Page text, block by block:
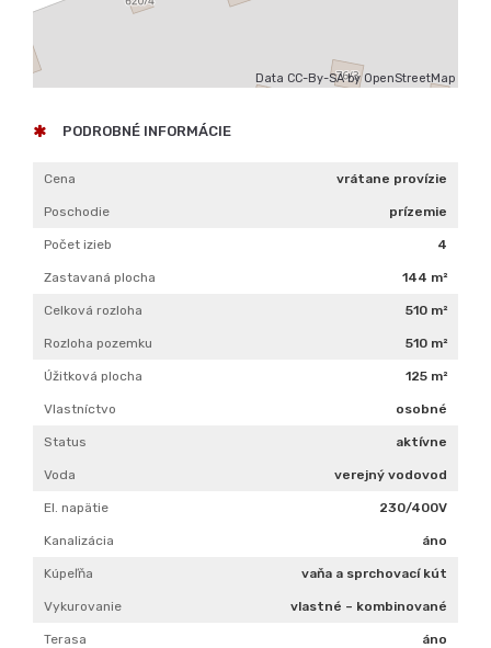
PODROBNÉ INFORMÁCIE
vrátane provízie
prízemie
144 m²
Rozloha pozemku 510 m²
125 m²